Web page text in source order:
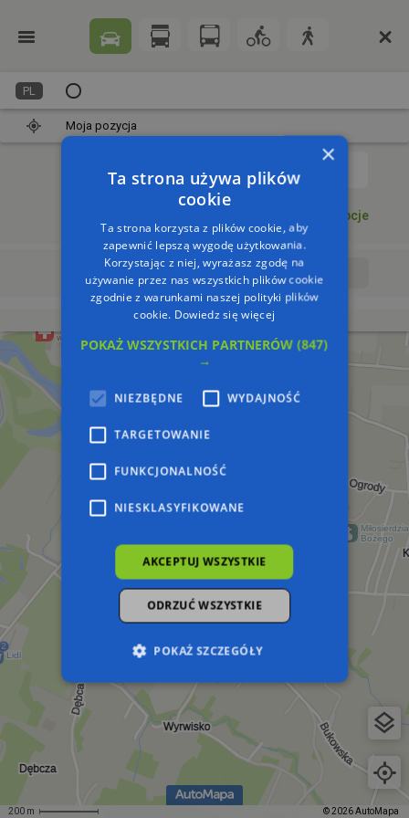
200 m © 2026 AutoMapa
PL
Moja pozycja
Opcje
Wyrusz teraz Wyrusz o:
×
Ta strona używa plików
cookie
Ta strona korzysta z plików cookie, aby
zapewnić lepszą wygodę użytkowania.
Korzystając z niej, wyrażasz zgodę na
używanie przez nas wszystkich plików cookie
zgodnie z warunkami naszej polityki plików
cookie. Dowiedz się więcej
POKAŻ WSZYSTKICH PARTNERÓW(847)
→
NIEZBĘDNE WYDAJNOŚĆ
TARGETOWANIE
FUNKCJONALNOŚĆ
NIESKLASYFIKOWANE
AKCEPTUJ WSZYSTKIE
ODRZUĆ WSZYSTKIE
POKAŻ SZCZEGÓŁY
Niezbędne Wydajność
Funkcjonalność
Niesklasyfikowane
Niezbędne pliki cookie umożliwiają korzystanie z
podstawowych funkcji strony internetowej,
takich jak logowanie użytkownika i zarządzanie